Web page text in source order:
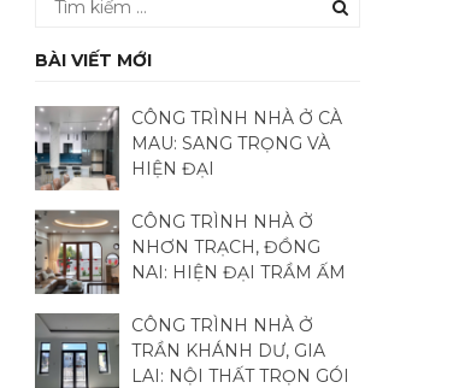
BÀI VIẾT MỚI
CÔNG TRÌNH NHÀ Ở CÀ
MAU: SANG TRỌNG VÀ
HIỆN ĐẠI
CÔNG TRÌNH NHÀ Ở
NHƠN TRẠCH, ĐỒNG
NAI: HIỆN ĐẠI TRẦM ẤM
CÔNG TRÌNH NHÀ Ở
TRẦN KHÁNH DƯ, GIA
LAI: NỘI THẤT TRỌN GÓI